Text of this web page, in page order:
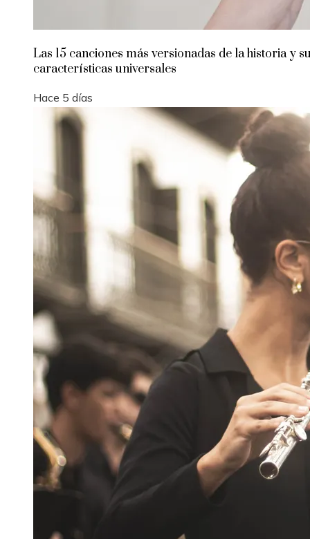
Las 15 canciones más versionadas de la historia y
características universales
Hace 5 días